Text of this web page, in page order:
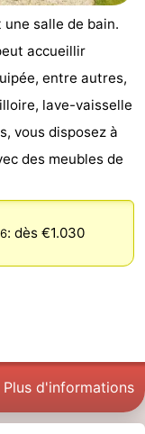
salle de bain.
accueillir
entre autres,
lave-vaisselle
vous disposez à
des meubles de
: dès €1.030
Plus d'informations